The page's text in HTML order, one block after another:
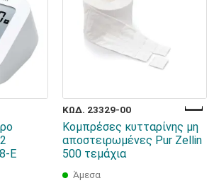
E
ΚΩΔ. 23329-00
Κομπρέσες κυτταρίνης μη
αποστειρωμένες Pur Zellin
500 τεμάχια
Άμεσα